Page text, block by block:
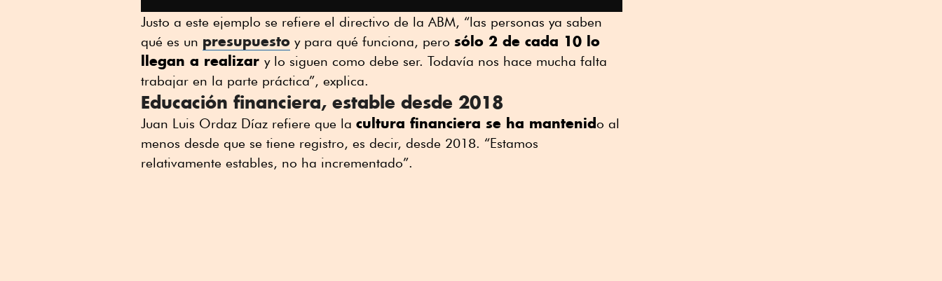
Justo a este ejemplo se refiere el directivo de la ABM, “las personas ya saben
qué es un presupuesto y para qué funciona, pero sólo 2 de cada 10 lo
llegan a realizar y lo siguen como debe ser. Todavía nos hace mucha falta
trabajar en la parte práctica”, explica.
Educación financiera, estable desde 2018
Juan Luis Ordaz Díaz refiere que la cultura financiera se ha mantenido al
menos desde que se tiene registro, es decir, desde 2018. “Estamos
relativamente estables, no ha incrementado”.